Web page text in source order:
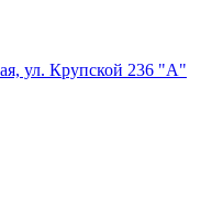
ул. Крупской 236 "А"